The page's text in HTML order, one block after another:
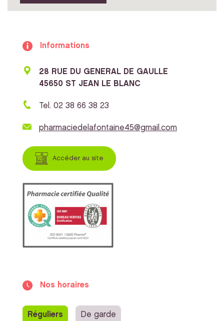
Informations
28 RUE DU GENERAL DE GAULLE
45650 ST JEAN LE BLANC
Tel. 02 38 66 38 23
pharmaciedelafontaine45@gmail.com
Accéder au site
Nos horaires
Réguliers De garde